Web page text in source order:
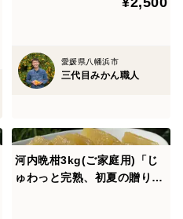
愛媛県八幡浜市
三代目みかん職人
河内晩柑3kg(ご家庭用)「じ
ゅわっと完熟、初夏の贈り